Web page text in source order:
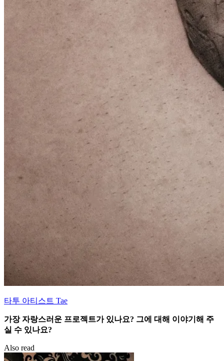
타투 아티스트 Tae
가장 자랑스러운 프로젝트가 있나요? 그에 대해 이야기해 주
실 수 있나요?
Also read